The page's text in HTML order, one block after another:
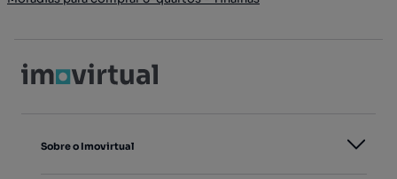
Sobre o Imovirtual